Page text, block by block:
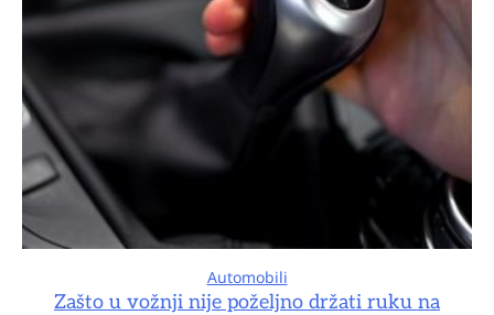
Automobili
Zašto u vožnji nije poželjno držati ruku na